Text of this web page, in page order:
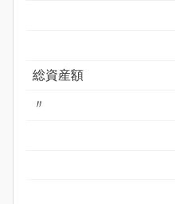
総資産額
〃